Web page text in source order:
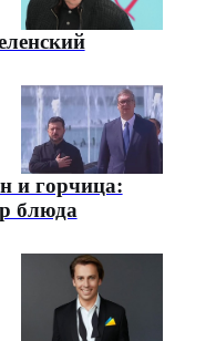
и горчица:
блюда